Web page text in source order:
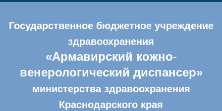
Государственное бюджетное учреждение
здравоохранения
«Армавирский кожно-
венерологический диспансер»
министерства здравоохранения
Краснодарского края